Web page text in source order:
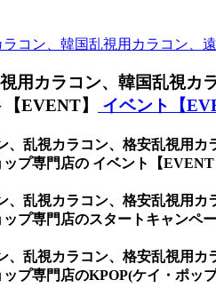
コン、韓国乱視用カラコン、
用カラコン、韓国乱視
EVENT】
イベント【
、乱視カラコン、格安乱視用
プ専門店の イベント【EVENT
、乱視カラコン、格安乱視用
プ専門店のスタートキャンペ
、乱視カラコン、格安乱視用
プ専門店のKPOP(ケイ・ポッ